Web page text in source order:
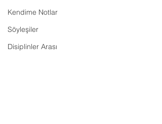
Kendime Notlar
Söyleşiler
Disiplinler Arası